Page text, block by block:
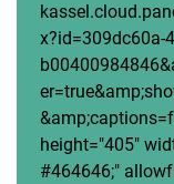
x?id=309dc60a-
height="405"
#464646;"